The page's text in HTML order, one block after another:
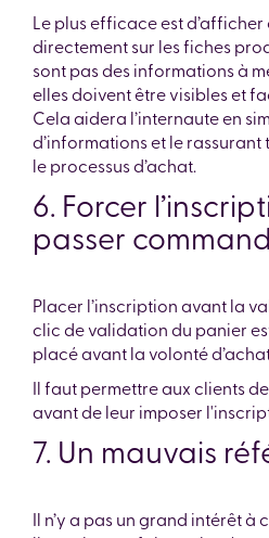
Le plus efficace est
directement sur les fiches
sont pas des informations à
elles doivent être visibles et
Cela aidera l’internaute en
d’informations et le rassurant
le processus d’achat.
6. Forcer
passer
Placer l’inscription avant la
clic de validation du panier
placé avant la volonté
Il faut permettre aux clients
avant de leur imposer
7. Un mauvais
Il n’y a pas un grand intérêt à